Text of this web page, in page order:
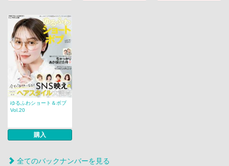
ゆるふわショート＆ボブ
Vol.20
購入
全てのバックナンバーを見る